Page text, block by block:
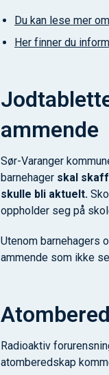
Du kan lese mer
Her finner du
ammende
Sør-Varanger
barnehager skal
skulle bli aktuelt.
oppholder seg på
Utenom barnehagers
ammende som ikke
Radioaktiv
atomberedskap